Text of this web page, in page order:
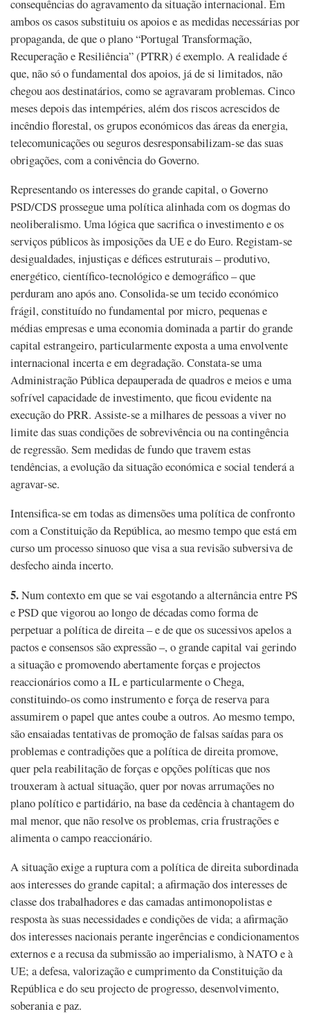
consequências do agravamento da situação internacional. Em
ambos os casos substituiu os apoios e as medidas necessárias por
propaganda, de que o plano “Portugal Transformação,
Recuperação e Resiliência” (PTRR) é exemplo. A realidade é
que, não só o fundamental dos apoios, já de si limitados, não
chegou aos destinatários, como se agravaram problemas. Cinco
meses depois das intempéries, além dos riscos acrescidos de
incêndio florestal, os grupos económicos das áreas da energia,
telecomunicações ou seguros desresponsabilizam-se das suas
obrigações, com a conivência do Governo.
Representando os interesses do grande capital, o Governo
PSD/CDS prossegue uma política alinhada com os dogmas do
neoliberalismo. Uma lógica que sacrifica o investimento e os
serviços públicos às imposições da UE e do Euro. Registam-se
desigualdades, injustiças e défices estruturais – produtivo,
energético, científico-tecnológico e demográfico – que
perduram ano após ano. Consolida-se um tecido económico
frágil, constituído no fundamental por micro, pequenas e
médias empresas e uma economia dominada a partir do grande
capital estrangeiro, particularmente exposta a uma envolvente
internacional incerta e em degradação. Constata-se uma
Administração Pública depauperada de quadros e meios e uma
sofrível capacidade de investimento, que ficou evidente na
execução do PRR. Assiste-se a milhares de pessoas a viver no
limite das suas condições de sobrevivência ou na contingência
de regressão. Sem medidas de fundo que travem estas
tendências, a evolução da situação económica e social tenderá a
agravar-se.
Intensifica-se em todas as dimensões uma política de confronto
com a Constituição da República, ao mesmo tempo que está em
curso um processo sinuoso que visa a sua revisão subversiva de
desfecho ainda incerto.
5.Num contexto em que se vai esgotando a alternância entre PS
e PSD que vigorou ao longo de décadas como forma de
perpetuar a política de direita – e de que os sucessivos apelos a
pactos e consensos são expressão –, o grande capital vai gerindo
a situação e promovendo abertamente forças e projectos
reaccionários como a IL e particularmente o Chega,
constituindo-os como instrumento e força de reserva para
assumirem o papel que antes coube a outros. Ao mesmo tempo,
são ensaiadas tentativas de promoção de falsas saídas para os
problemas e contradições que a política de direita promove,
quer pela reabilitação de forças e opções políticas que nos
trouxeram à actual situação, quer por novas arrumações no
plano político e partidário, na base da cedência à chantagem do
mal menor, que não resolve os problemas, cria frustrações e
alimenta o campo reaccionário.
A situação exige a ruptura com a política de direita subordinada
aos interesses do grande capital; a afirmação dos interesses de
classe dos trabalhadores e das camadas antimonopolistas e
resposta às suas necessidades e condições de vida; a afirmação
dos interesses nacionais perante ingerências e condicionamentos
externos e a recusa da submissão ao imperialismo, à NATO e à
UE; a defesa, valorização e cumprimento da Constituição da
República e do seu projecto de progresso, desenvolvimento,
soberania e paz.